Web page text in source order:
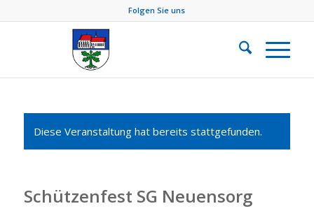
Folgen Sie uns
Diese Veranstaltung hat bereits stattgefunden.
Schützenfest SG Neuensorg